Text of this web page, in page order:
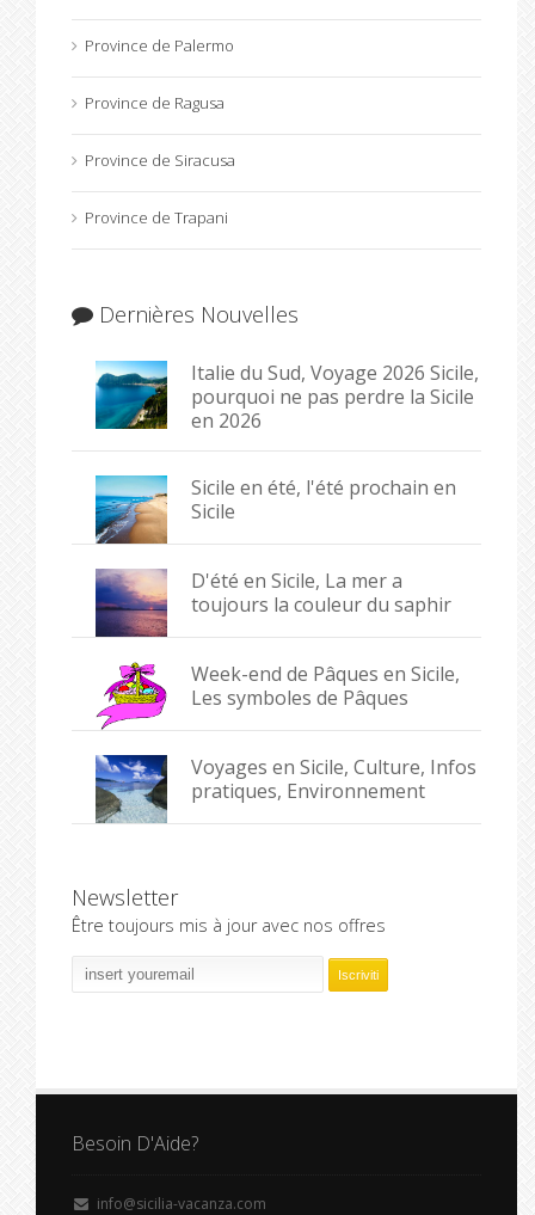
Province de Palermo
Province de Ragusa
Province de Siracusa
Province de Trapani
Dernières Nouvelles
Italie du Sud, Voyage 2026 Sicile,
pourquoi ne pas perdre la Sicile
en 2026
Sicile en été, l'été prochain en
Sicile
D'été en Sicile, La mer a
toujours la couleur du saphir
Week-end de Pâques en Sicile,
Les symboles de Pâques
Voyages en Sicile, Culture, Infos
pratiques, Environnement
Newsletter
Être toujours mis à jour avec nos offres
Besoin D'Aide?
info@sicilia-vacanza.com